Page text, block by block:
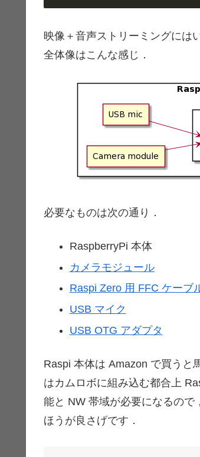
映像＋音声ストリーミングには
全体像はこんな感じ．
必要なものは次の通り．
RaspberryPi 本体
カメラモジュール
Raspi Zero 用 FFC ケーブ
USB マイク
USB OTG アダプタ
Raspi 本体は Amazon で買うと
はカムロボに組み込む都合上
能と NW 帯域が必要になるの
ほうが良さげです．